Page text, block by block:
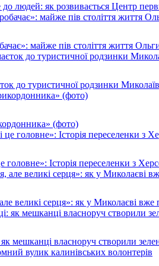
людей: як розвивається Центр
майже пів століття життя
до туристичної родзинки
(фото)
Історія переселенки з
великі серця»: як у Миколаєві вже
мешканці власноруч створили